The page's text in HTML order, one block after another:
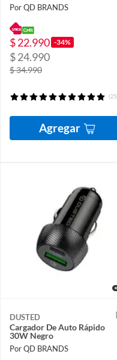
Por QD BRANDS
$ 22.990 -34%
$ 24.990
$ 34.990
(25)
Agregar
DUSTED
Cargador De Auto Rápido
30W Negro
Por QD BRANDS